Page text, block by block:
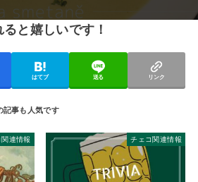
と嬉しいです！
はてブ 送る リンク
連情報 チェコ関連情報